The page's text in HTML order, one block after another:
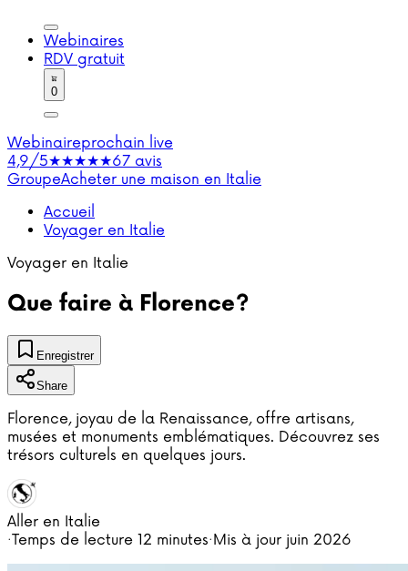
Webinaires
RDV gratuit
0
Webinaireprochain live
4,9/5★★★★★67 avis
GroupeAcheter une maison en Italie
Accueil
Voyager en Italie
Voyager en Italie
Que faire à Florence?
Enregistrer
Share
Florence, joyau de la Renaissance, offre artisans,
musées et monuments emblématiques. Découvrez ses
trésors culturels en quelques jours.
Aller en Italie
·Temps de lecture 12 minutes·Mis à jour juin 2026